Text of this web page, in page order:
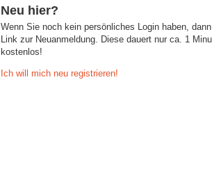
Neu hier?
Wenn Sie noch kein persönliches Login haben,
Link zur Neuanmeldung. Diese dauert nur ca. 1
kostenlos!
Ich will mich neu registrieren!